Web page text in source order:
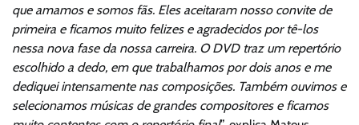
que amamos e somos fãs. Eles aceitaram nosso convite de
primeira e ficamos muito felizes e agradecidos por tê-los
nessa nova fase da nossa carreira. O DVD traz um repertório
escolhido a dedo, em que trabalhamos por dois anos e me
dediquei intensamente nas composições. Também ouvimos e
selecionamos músicas de grandes compositores e ficamos